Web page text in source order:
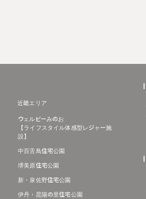
近畿エリア
ウェルビーみのお
【ライフスタイル体感型レジャー施
設】
中百舌鳥住宅公園
堺美原住宅公園
新・泉佐野住宅公園
伊丹・昆陽の里住宅公園